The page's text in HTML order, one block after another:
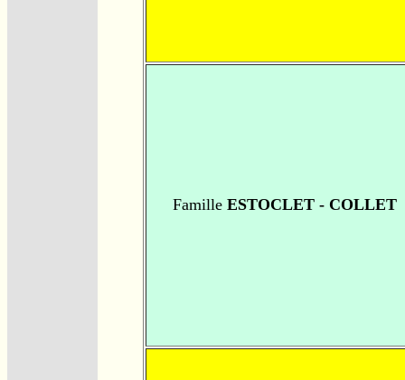
FamilleESTOCLET - COLLET